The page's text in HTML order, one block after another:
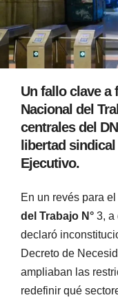
Un fallo clave a
Nacional del
centrales del
libertad
Ejecutivo.
En un revés para
del Trabajo N° 3, a
declaró
Decreto de
ampliaban las
redefinir qué